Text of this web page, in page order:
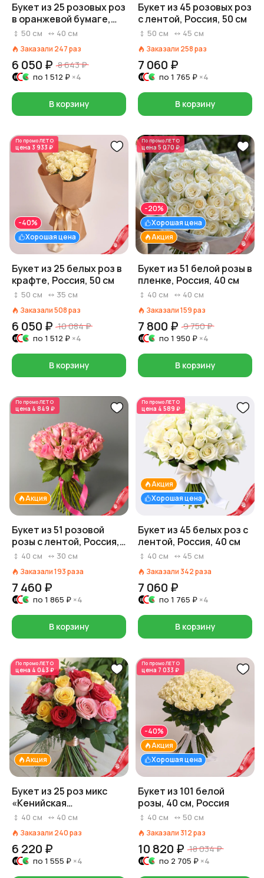
Букет из 25 розовых роз
в оранжевой бумаге,
Россия, 50 см
50 см 40 см
Заказали 247раз
6 050 ₽ 8 643 ₽
по 1 512 ₽ ×4
В корзину
Букет из 45 розовых роз
с лентой, Россия, 50 см
50 см 45 см
Заказали 258раз
7 060 ₽
по 1 765 ₽ ×4
В корзину
По промоЛЕТО
цена 3 933 ₽
Хорошая цена
-40%
Букет из 25 белых роз в
крафте, Россия, 50 см
50 см 35 см
Заказали508раз
6 050 ₽ 10 084 ₽
по 1 512 ₽ ×4
В корзину
По промоЛЕТО
цена 5 070 ₽
Акция
Хорошая цена
-20%
Букет из 51 белой розы в
пленке, Россия, 40 см
40 см 40 см
Заказали159раз
7 800 ₽ 9 750 ₽
по 1 950 ₽ ×4
В корзину
По промоЛЕТО
цена 4 849 ₽
Акция
Букет из 51 розовой
розы с лентой, Россия,
40 см
40 см 30 см
Заказали193раза
7 460 ₽
по 1 865 ₽ ×4
В корзину
По промоЛЕТО
цена 4 589 ₽
Хорошая цена
Акция
Букет из 45 белых роз с
лентой, Россия, 40 см
40 см 45 см
Заказали 342раза
7 060 ₽
по 1 765 ₽ ×4
В корзину
По промоЛЕТО
цена 4 043 ₽
Акция
Букет из 25 роз микс
«Кенийская
красавица», 40 см
40 см 40 см
Заказали 240раз
6 220 ₽
по 1 555 ₽ ×4
По промоЛЕТО
цена 7 033 ₽
Хорошая цена
Акция
-40%
Букет из 101 белой
розы, 40 см, Россия
40 см 50 см
Заказали 312раз
10 820 ₽ 18 034 ₽
по 2 705 ₽ ×4